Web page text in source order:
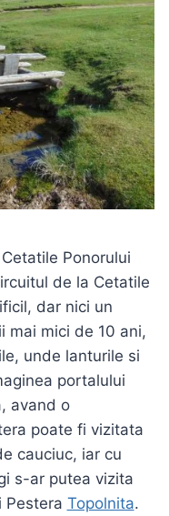
Ponorului
de la Cetatile
dar nici un
mai mici de 10 ani,
unde lanturile si
portalului
avand o
poate fi vizitata
cauciuc, iar cu
s-ar putea vizita
Pestera Topolnita.